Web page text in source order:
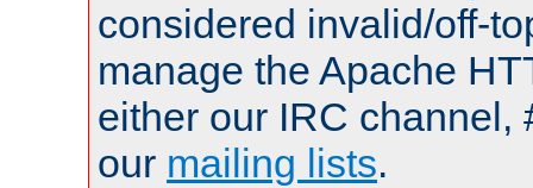
considered invalid/off-
manage the Apache
either our IRC channel,
our mailing lists.